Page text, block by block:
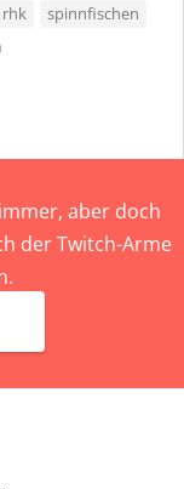
rhk
spinnfischen
aber doch
der Twitch-Arme